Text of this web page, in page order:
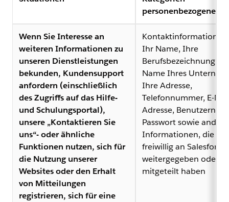
personenbezogener
Wenn Sie Interesse an
weiteren Informationen zu
unseren Dienstleistungen
bekunden, Kundensupport
anfordern (einschließlich
des Zugriffs auf das Hilfe-
und Schulungsportal),
unsere „Kontaktieren Sie
uns“- oder ähnliche
Funktionen nutzen, sich für
die Nutzung unserer
Websites oder den Erhalt
von Mitteilungen
registrieren, sich für eine
Kontaktinformationen
Ihr Name, Ihre
Berufsbezeichnung,
Name Ihres
Ihre Adresse,
Telefonnummer, E-
Adresse,
Passwort sowie andere
Informationen, die Sie
freiwillig an Salesforce
weitergegeben oder
mitgeteilt haben